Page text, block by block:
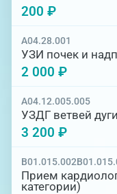
200 ₽
A04.28.001
УЗИ почек и
2 000 ₽
A04.12.005.005
УЗДГ ветвей
3 200 ₽
B01.015.002
Прием
категории)